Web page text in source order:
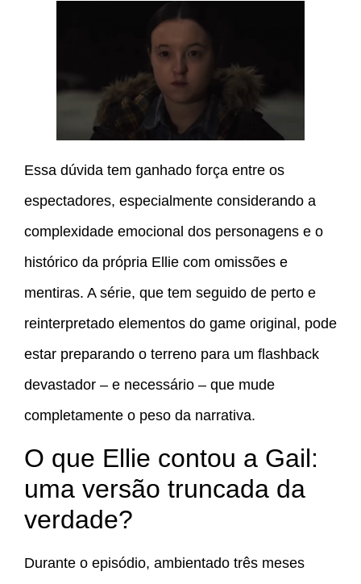
Essa dúvida tem ganhado força entre os
espectadores, especialmente considerando a
complexidade emocional dos personagens e o
histórico da própria Ellie com omissões e
mentiras. A série, que tem seguido de perto e
reinterpretado elementos do game original, pode
estar preparando o terreno para um flashback
devastador – e necessário – que mude
completamente o peso da narrativa.
O que Ellie contou a Gail:
uma versão truncada da
verdade?
Durante o episódio, ambientado três meses